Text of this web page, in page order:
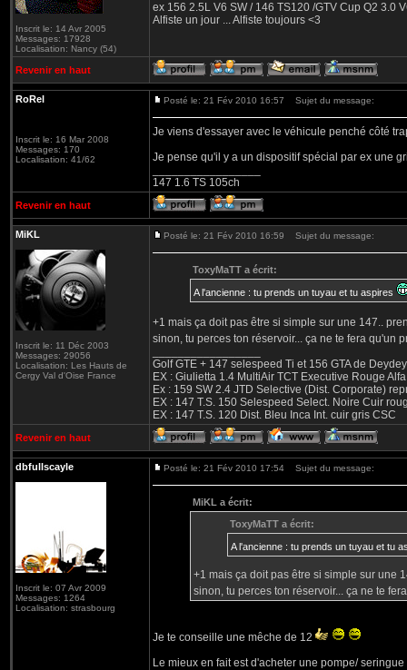
Inscrit le: 14 Avr 2005
Messages: 17928
Localisation: Nancy (54)
ex 156 2.5L V6 SW / 146 TS120 /GTV Cup Q2 3.0
Alfiste un jour ... Alfiste toujours <3
Revenir en haut
RoRel
Inscrit le: 16 Mar 2008
Messages: 170
Localisation: 41/62
Posté le: 21 Fév 2010 16:57 Sujet du message:
Je viens d'essayer avec le véhicule penché côté
Je pense qu'il y a un dispositif spécial par ex une
147 1.6 TS 105ch
Revenir en haut
MiKL
Inscrit le: 11 Déc 2003
Messages: 29056
Localisation: Les Hauts de
Cergy Val d'Oise France
Posté le: 21 Fév 2010 16:59 Sujet du message:
ToxyMaTT a écrit:
A l'ancienne : tu prends un tuyau et tu aspires
+1 mais ça doit pas être si simple sur une 147..
sinon, tu perces ton réservoir... ça ne te fera qu'un
Golf GTE + 147 selespeed Ti et 156 GTA de
EX : Giulietta 1.4 MultiAir TCT Executive Rouge
Ex : 159 SW 2.4 JTD Selective (Dist. Corporate)
EX : 147 T.S. 150 Selespeed Select. Noire Cuir
EX : 147 T.S. 120 Dist. Bleu Inca Int. cuir gris CSC
Revenir en haut
dbfullscayle
Inscrit le: 07 Avr 2009
Messages: 1264
Localisation: strasbourg
Posté le: 21 Fév 2010 17:54 Sujet du message:
MiKL a écrit:
ToxyMaTT a écrit:
A l'ancienne : tu prends un tuyau et tu
+1 mais ça doit pas être si simple sur une
sinon, tu perces ton réservoir... ça ne te
Je te conseille une mêche de 12
Le mieux en fait est d'acheter une pompe/